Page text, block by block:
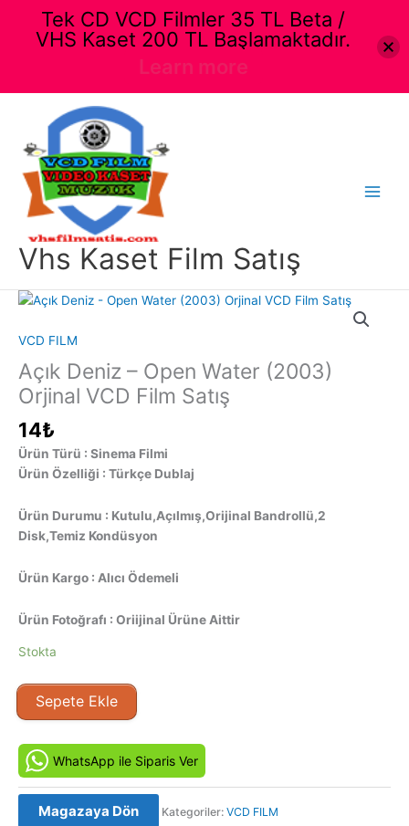
Vhs Kaset Film Satış
VCD FILM
Açık Deniz – Open Water (2003)
Orjinal VCD Film Satış
14₺
Ürün Türü : Sinema Filmi
Ürün Özelliği : Türkçe Dublaj
Ürün Durumu : Kutulu,Açılmış,Orijinal Bandrollü,2
Disk,Temiz Kondüsyon
Ürün Kargo : Alıcı Ödemeli
Ürün Fotoğrafı : Oriijinal Ürüne Aittir
Stokta
Açık
Deniz
Open
Water
(2003)
Orjinal
Sepete Ekle
WhatsApp ile Siparis Ver
Magazaya Dön Kategoriler: VCD FILM
Tek CD VCD Filmler 35 TL Beta /
VHS Kaset 200 TL Başlamaktadır.
Learn more